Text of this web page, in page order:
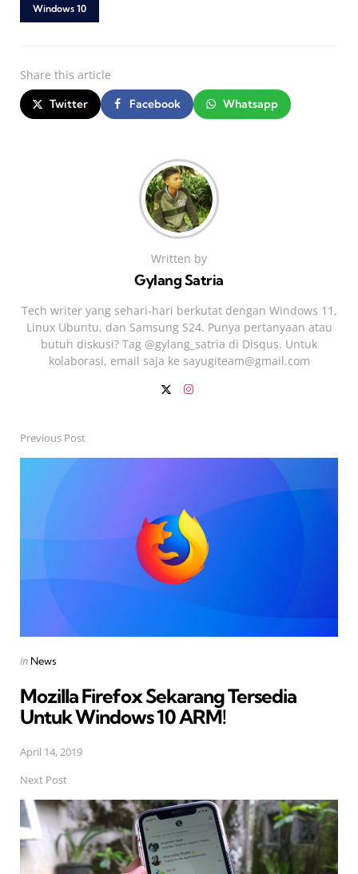
Windows 10
Share this article
Twitter Facebook Whatsapp
Written by
Gylang Satria
Tech writer yang sehari‑hari berkutat dengan Windows 11,
Linux Ubuntu, dan Samsung S24. Punya pertanyaan atau
butuh diskusi? Tag @gylang_satria di Disqus. Untuk
kolaborasi, email saja ke sayugiteam@gmail.com
PostPrevious Post
Posted
in News
Mozilla Firefox Sekarang Tersedia
Untuk Windows 10 ARM!
April 14, 2019
Next Post